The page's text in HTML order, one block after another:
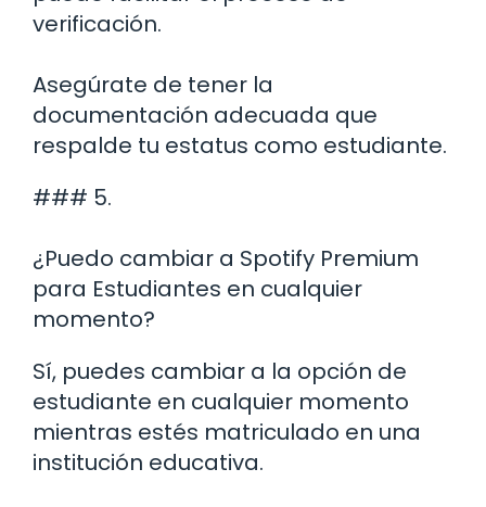
verificación.
Asegúrate de tener la
documentación adecuada que
respalde tu estatus como estudiante.
### 5.
¿Puedo cambiar a Spotify Premium
para Estudiantes en cualquier
momento?
Sí, puedes cambiar a la opción de
estudiante en cualquier momento
mientras estés matriculado en una
institución educativa.